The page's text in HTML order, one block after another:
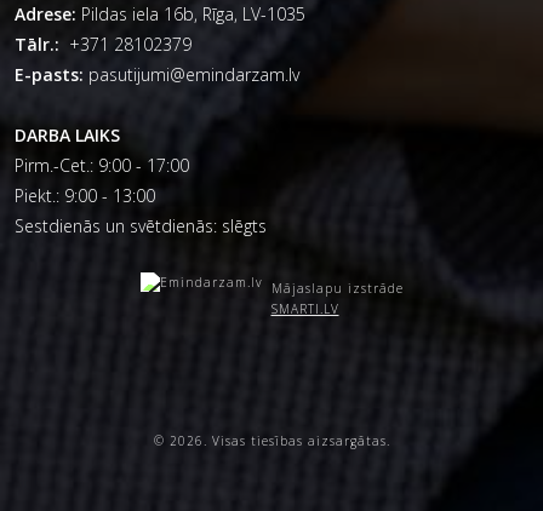
Adrese: Pildas iela 16b, Rīga, LV-1035
Tālr.: +371 28102379
E-pasts: pasutijumi@emindarzam.lv
DARBA LAIKS
Pirm.-Cet.: 9:00 - 17:00
Piekt.: 9:00 - 13:00
Sestdienās un svētdienās: slēgts
© 2026. Visas tiesības aizsargātas.
Mājaslapu izstrāde
SMARTI.LV